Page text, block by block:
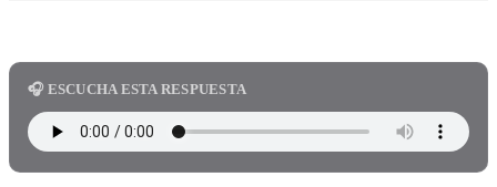
🎧 ESCUCHA ESTA RESPUESTA